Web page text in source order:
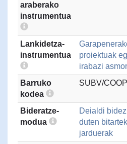
araberako
instrumentua
Lankidetza-
instrumentua
proiektuak
irabazi
Barruko
kodea
SUBV/
Bideratze-
modua
Deialdi
duten
jarduerak